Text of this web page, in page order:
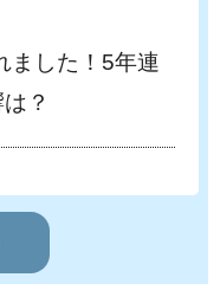
ました！5年連
？